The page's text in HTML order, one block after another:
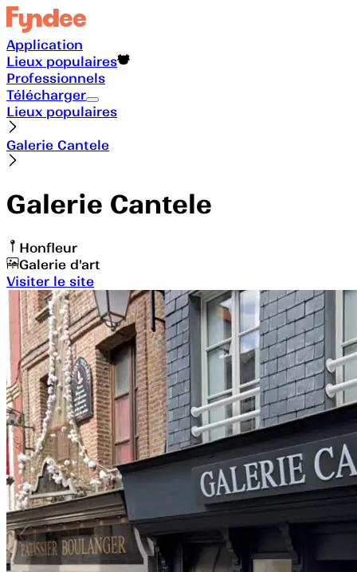
Application
Lieux populaires
Professionnels
Télécharger
Lieux populaires
Galerie Cantele
Galerie Cantele
Honfleur
Galerie d'art
Visiter le site